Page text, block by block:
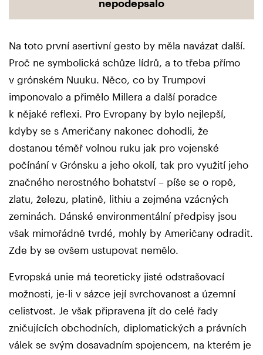
nepodepsalo
Na toto první asertivní gesto by měla navázat další.
Proč ne symbolická schůze lídrů, a to třeba přímo
v grónském Nuuku. Něco, co by Trumpovi
imponovalo a přimělo Millera a další poradce
k nějaké reflexi. Pro Evropany by bylo nejlepší,
kdyby se s Američany nakonec dohodli, že
dostanou téměř volnou ruku jak pro vojenské
počínání v Grónsku a jeho okolí, tak pro využití jeho
značného nerostného bohatství – píše se o ropě,
zlatu, železu, platině, lithiu a zejména vzácných
zeminách. Dánské environmentální předpisy jsou
však mimořádně tvrdé, mohly by Američany odradit.
Zde by se ovšem ustupovat nemělo.
Evropská unie má teoreticky jisté odstrašovací
možnosti, je-li v sázce její svrchovanost a územní
celistvost. Je však připravena jít do celé řady
zničujících obchodních, diplomatických a právních
válek se svým dosavadním spojencem, na kterém je